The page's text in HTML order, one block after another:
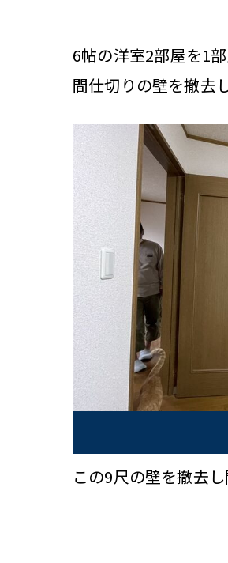
6帖の洋室2部屋を1
間仕切りの壁を撤去
この9尺の壁を撤去